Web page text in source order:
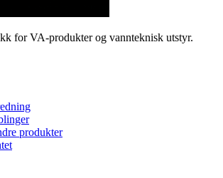
for VA-produkter og vannteknisk utstyr.
produkter